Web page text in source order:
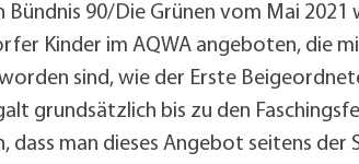
90/Die Grünen vom Mai 2021
Kinder im AQWA angeboten, die
sind, wie der Erste
grundsätzlich bis zu den
dass man dieses Angebot seitens